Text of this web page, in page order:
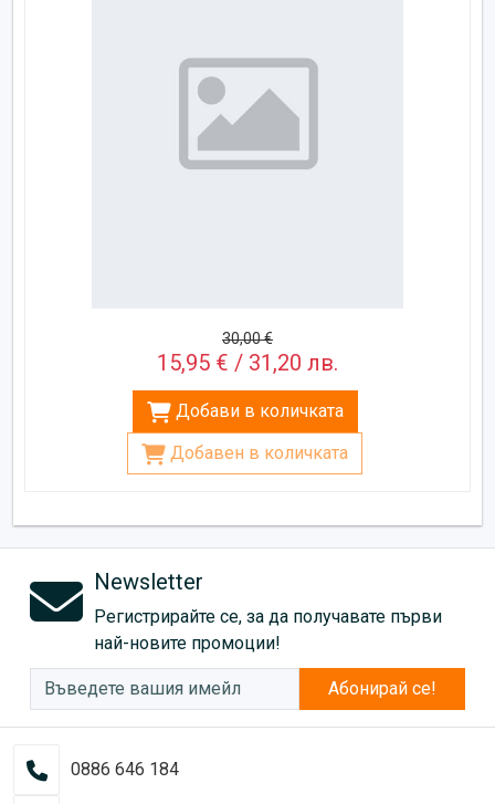
30,00 €
15,95 € / 31,20 лв.
Добави в количката
Добавен в количката
Newsletter
Регистрирайте се, за да получавате първи
най-новите промоции!
Абонирай се!
0886 646 184